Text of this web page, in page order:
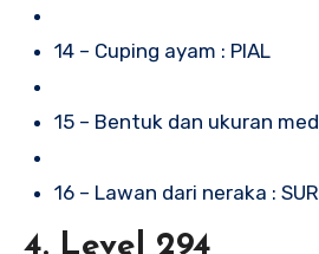
14 – Cuping ayam : PIAL
15 – Bentuk dan ukuran
16 – Lawan dari neraka :
4. Level 294